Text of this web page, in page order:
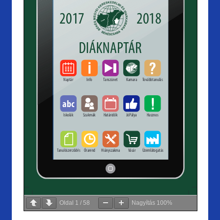
Oldal 1 / 58 Nagyítás 100%